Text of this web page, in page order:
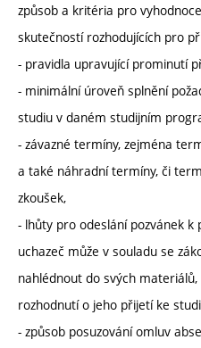
způsob a kritéria pro
skutečností rozhodujících pro
- pravidla upravující prominutí
- minimální úroveň splnění
studiu v daném studijním
- závazné termíny, zejména
a také náhradní termíny, či
zkoušek,
- lhůty pro odeslání pozvánek
uchazeč může v souladu se
nahlédnout do svých
rozhodnutí o jeho přijetí ke
- způsob posuzování omluv